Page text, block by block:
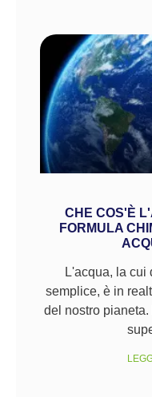
CHE COS'È
FORMULA
L'acqua, la cui
semplice, è in
del nostro